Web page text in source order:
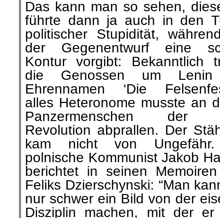
Das kann man so sehen,
führte dann ja auch in den
politischer Stupidität,
der Gegenentwurf eine
Kontur vorgibt: Bekanntlich
die Genossen um
Ehrennamen ‘Die
alles Heteronome musste an
Panzermenschen der
Revolution abprallen. Der
kam nicht von
polnische Kommunist Jakob
berichtet in seinen
Feliks Dzierschynski: “Man
nur schwer ein Bild von der
Disziplin machen, mit der er